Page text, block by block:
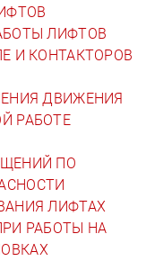
ЛИФТОВ
И КОНТАКТОРОВ
ДВИЖЕНИЯ
РАБОТЕ
ПО
ЛИФТАХ
РАБОТЫ НА